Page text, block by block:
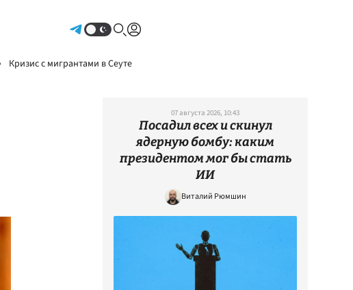
Кризис с мигрантами в Сеуте
07 августа 2026, 10:43
Посадил всех и скинул
ядерную бомбу: каким
президентом мог бы стать
ИИ
Виталий Рюмшин